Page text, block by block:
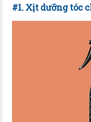
#1. Xịt dưỡng tóc